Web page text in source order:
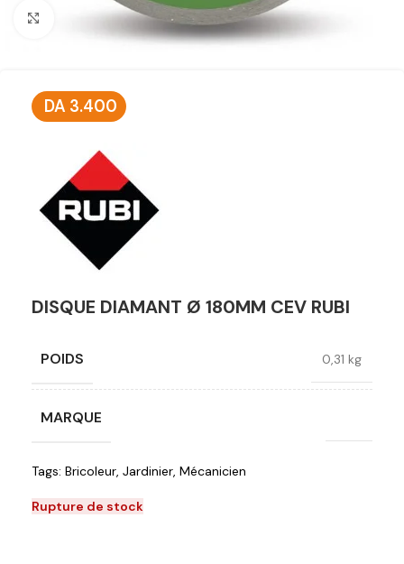
Click to enlarge
DA 3.400
DISQUE DIAMANT Ø 180MM CEV RUBI
POIDS 0,31 kg
MARQUE
Tags: Bricoleur, Jardinier, Mécanicien
Rupture de stock